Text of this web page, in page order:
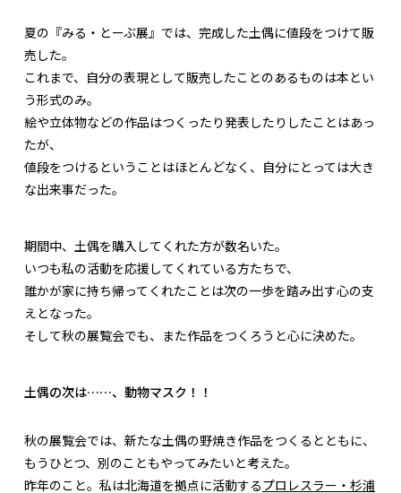
夏の『みる・とーぶ展』では、完成した土偶に値段をつけて販
売した。
これまで、自分の表現として販売したことのあるものは本とい
う形式のみ。
絵や立体物などの作品はつくったり発表したりしたことはあっ
たが、
値段をつけるということはほとんどなく、自分にとっては大き
な出来事だった。
期間中、土偶を購入してくれた方が数名いた。
いつも私の活動を応援してくれている方たちで、
誰かが家に持ち帰ってくれたことは次の一歩を踏み出す心の支
えとなった。
そして秋の展覧会でも、また作品をつくろうと心に決めた。
土偶の次は……、動物マスク！！
秋の展覧会では、新たな土偶の野焼き作品をつくるとともに、
もうひとつ、別のこともやってみたいと考えた。
昨年のこと。私は北海道を拠点に活動するプロレスラー・杉浦